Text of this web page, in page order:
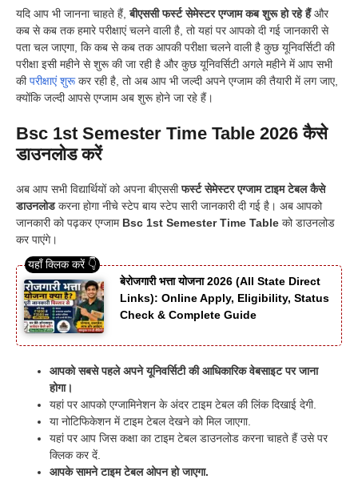
यदि आप भी जानना चाहते हैं, बीएससी फर्स्ट सेमेस्टर एग्जाम कब शुरू हो रहे हैंऔर
कब से कब तक हमारे परीक्षाएं चलने वाली है, तो यहां पर आपको दी गई जानकारी से
पता चल जाएगा, कि कब से कब तक आपकी परीक्षा चलने वाली है कुछ यूनिवर्सिटी की
परीक्षा इसी महीने से शुरू की जा रही है और कुछ यूनिवर्सिटी अगले महीने में आप सभी
कीपरीक्षाएं शुरूकर रही है, तो अब आप भी जल्दी अपने एग्जाम की तैयारी में लग जाए,
क्योंकि जल्दी आपसे एग्जाम अब शुरू होने जा रहे हैं।
Bsc 1st Semester Time Table 2026 कैसे
डाउनलोड करें
अब आप सभी विद्यार्थियों को अपना बीएससीफर्स्ट सेमेस्टर एग्जाम टाइम टेबल कैसे
डाउनलोडकरना होगा नीचे स्टेप बाय स्टेप सारी जानकारी दी गई है। अब आपको
जानकारी को पढ़कर एग्जाम Bsc 1st Semester Time Table को डाउनलोड
कर पाएंगे।
बेरोजगारी भत्ता योजना 2026 (All State Direct
Links): Online Apply, Eligibility, Status
Check & Complete Guide
आपको सबसे पहले अपने यूनिवर्सिटी की आधिकारिक वेबसाइट पर जाना
होगा।
यहां पर आपको एग्जामिनेशन के अंदर टाइम टेबल की लिंक दिखाई देगी.
या नोटिफिकेशन में टाइम टेबल देखने को मिल जाएगा.
यहां पर आप जिस कक्षा का टाइम टेबल डाउनलोड करना चाहते हैं उसे पर
क्लिक कर दें.
आपके सामने टाइम टेबल ओपन हो जाएगा.